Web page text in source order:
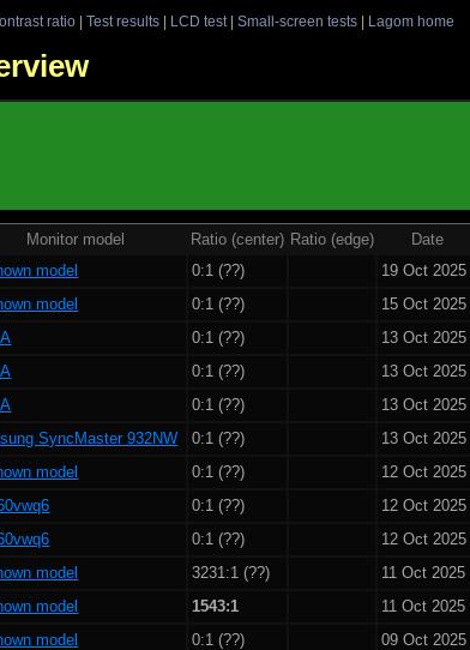
ratio| Test results| LCD test| Small-screen tests| Lagom home
Monitor model Ratio (center) Ratio (edge)
Date
model
0:1 (??)
19 Oct 2025
model
0:1 (??)
15 Oct 2025
0:1 (??)
13 Oct 2025
0:1 (??)
13 Oct 2025
0:1 (??)
13 Oct 2025
SyncMaster 932NW
0:1 (??)
13 Oct 2025
model
0:1 (??)
12 Oct 2025
0:1 (??)
12 Oct 2025
0:1 (??)
12 Oct 2025
model
3231:1 (??)
11 Oct 2025
model
1543:1
11 Oct 2025
model
0:1 (??)
09 Oct 2025